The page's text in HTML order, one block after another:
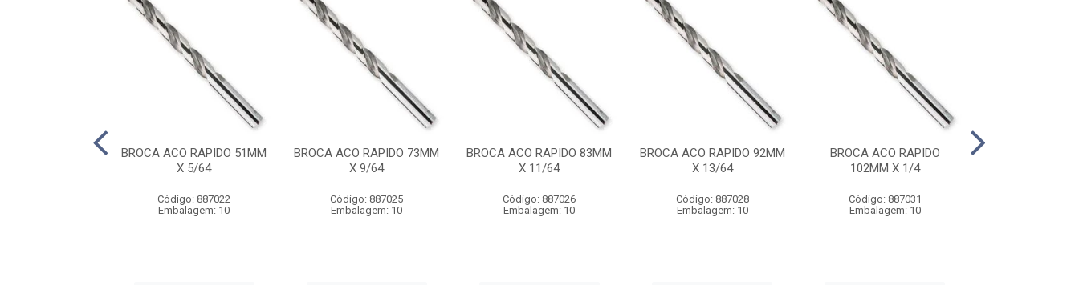
BROCA ACO RAPIDO 51MM
X 5/64
Código: 887022
Embalagem: 10
BROCA ACO RAPIDO 73MM
X 9/64
Código: 887025
Embalagem: 10
BROCA ACO RAPIDO 83MM
X 11/64
Código: 887026
Embalagem: 10
BROCA ACO RAPIDO 92MM
X 13/64
Código: 887028
Embalagem: 10
BROCA ACO RAPIDO
102MM X 1/4
Código: 887031
Embalagem: 10